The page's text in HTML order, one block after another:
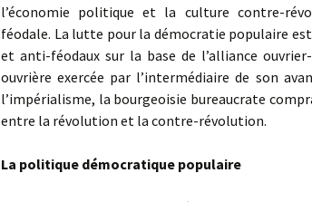
l’économie politique et la culture contre-
féodale. La lutte pour la démocratie populaire
et anti-féodaux sur la base de l’alliance
ouvrière exercée par l’intermédiaire de son
l’impérialisme, la bourgeoisie bureaucrate
entre la révolution et la contre-révolution.
La politique démocratique populaire